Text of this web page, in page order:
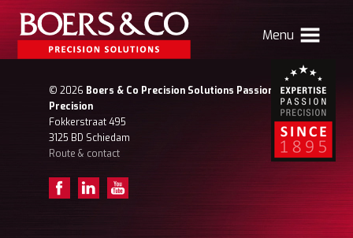
Menu
HOME
© 2026 Boers & Co Precision Solutions Passion for
Precision
Fokkerstraat 495
3125 BD Schiedam
Route & contact